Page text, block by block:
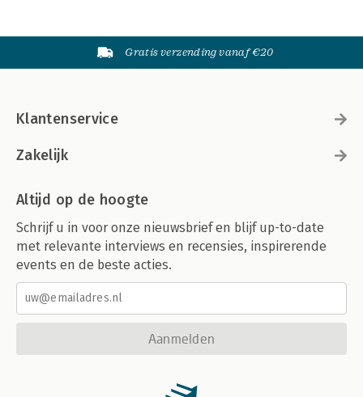
Gratis verzending vanaf €20
Klantenservice
Zakelijk
Altijd op de hoogte
Schrijf u in voor onze nieuwsbrief en blijf up-to-date
met relevante interviews en recensies, inspirerende
events en de beste acties.
Aanmelden